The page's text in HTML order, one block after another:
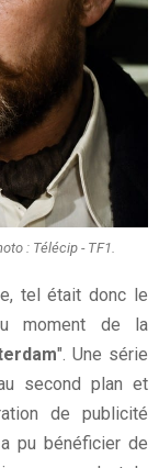
: Télécip - TF1.
tel était donc le
moment de la
". Une série
second plan et
de publicité
pu bénéficier de